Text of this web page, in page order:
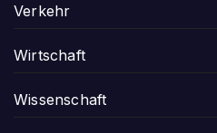
Verkehr
Wirtschaft
Wissenschaft